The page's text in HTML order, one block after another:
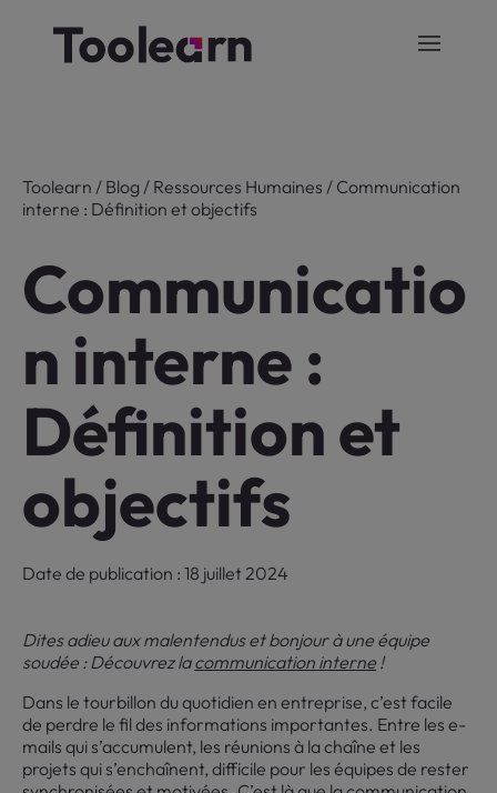
Toolearn / Blog / Ressources Humaines / Communication
interne : Définition et objectifs
Communicatio
n interne :
Définition et
objectifs
Date de publication : 18 juillet 2024
Dites adieu aux malentendus et bonjour à une équipe
soudée : Découvrez lacommunication interne !
Dans le tourbillon du quotidien en entreprise, c’est facile
de perdre le fil des informations importantes. Entre les e-
mails qui s’accumulent, les réunions à la chaîne et les
projets qui s’enchaînent, difficile pour les équipes de rester